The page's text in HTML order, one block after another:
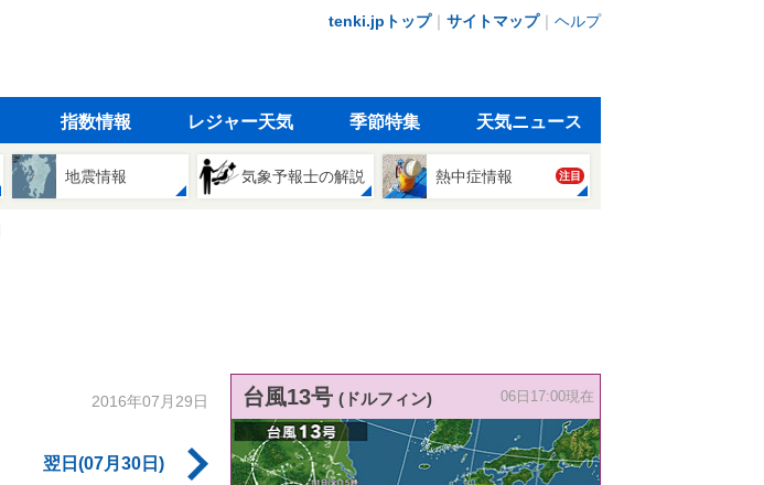
tenki.jpトップ｜ サイトマップ｜ ヘルプ
指数情報 レジャー天気 季節特集 天気ニュース
地震情報 気象予報士の解説 熱中症情報 注目
2016年07月29日
翌日(07月30日)
台風13号 (ドルフィン) 06日17:00現在